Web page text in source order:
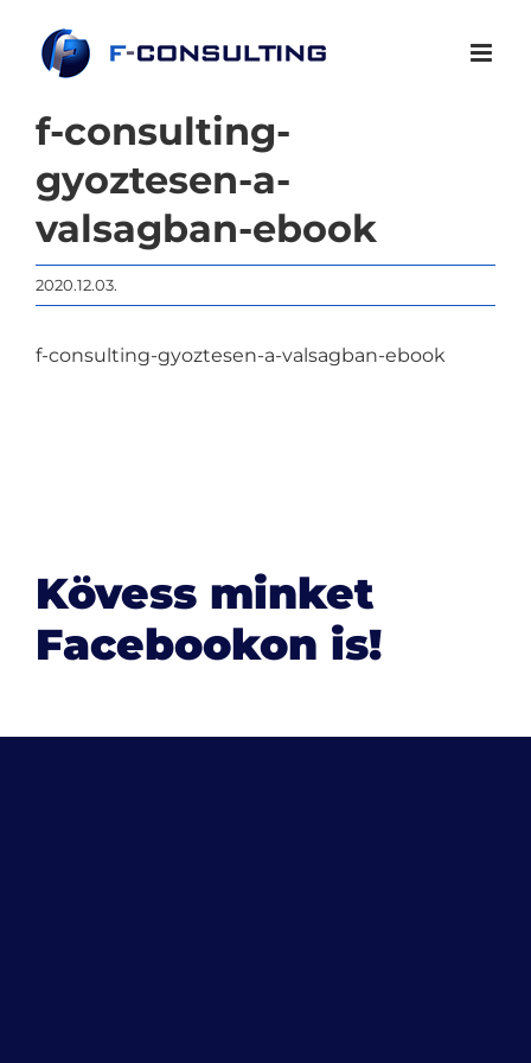
f-consulting-
gyoztesen-a-
valsagban-ebook
2020.12.03.
f-consulting-gyoztesen-a-valsagban-ebook
Kövess minket
Facebookon is!